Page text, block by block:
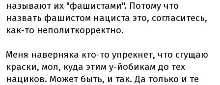
называют их "фашистами". Потому что
назвать фашистом нациста это, согласитесь,
как-то неполиткорректно.
Меня наверняка кто-то упрекнет, что сгущаю
краски, мол, куда этим у-йобикам до тех
нациков. Может быть, и так. Да только и те